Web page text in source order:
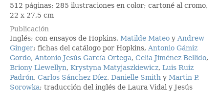
512 páginas; 285 ilustraciones en color; cartoné al cromo,
22 x 27,5 cm
Publicación
Inglés; con ensayos de Hopkins, Matilde Mateo y Andrew
Ginger; fichas del catálogo por Hopkins, Antonio Gámiz
Gordo, Antonio Jesús García Ortega, Celia Jiménez Bellido,
Briony Llewellyn, Krystyna Matyjaszkiewicz, Luis Ruiz
Padrón, Carlos Sánchez Díez, Danielle Smith y Martin P.
Sorowka; traducción del inglés de Laura Vidal y Jesús